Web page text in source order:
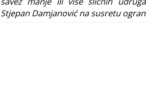
Stjepan Damjanović na susretu